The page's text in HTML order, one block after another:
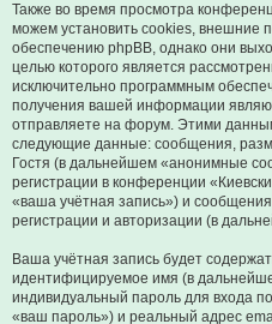
Также во время просмотра
можем установить cookies, внешние
обеспечению phpBB, однако они
целью которого является
исключительно программным
получения вашей информации
отправляете на форум. Этими
следующие данные: сообщения,
Гостя (в дальнейшем «анонимные
регистрации в конференции
«ваша учётная запись») и
регистрации и авторизации (в
Ваша учётная запись будет
идентифицируемое имя (в
индивидуальный пароль для входа
«ваш пароль») и реальный адрес